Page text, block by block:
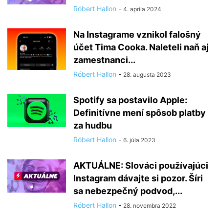
Róbert Hallon - 4. apríla 2024
Na Instagrame vznikol falošný
účet Tima Cooka. Naleteli naň aj
zamestnanci...
Róbert Hallon - 28. augusta 2023
Spotify sa postavilo Apple:
Definitívne mení spôsob platby
za hudbu
Róbert Hallon - 6. júla 2023
AKTUÁLNE: Slováci používajúci
Instagram dávajte si pozor. Šíri
sa nebezpečný podvod,...
Róbert Hallon - 28. novembra 2022